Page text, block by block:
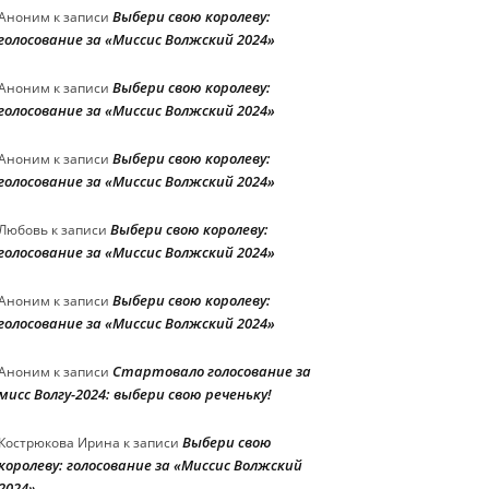
к записи Выбери свою королеву:
за «Миссис Волжский 2024»
к записи Выбери свою королеву:
за «Миссис Волжский 2024»
к записи Выбери свою королеву:
за «Миссис Волжский 2024»
к записи Выбери свою королеву:
за «Миссис Волжский 2024»
к записи Выбери свою королеву:
за «Миссис Волжский 2024»
к записи Стартовало голосование за
Волгу-2024: выбери свою реченьку!
Ирина к записи Выбери свою
голосование за «Миссис Волжский